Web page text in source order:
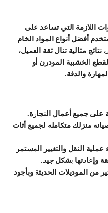
اللازمة التي تساعد على
أفضل أنواع المواد الخام
مثالية تنال ثقة العميل،
الخشبية المودرن أو
والدقة.
على جميع أعمال النجارة.
منزلك متكاملة لجميع أثاث
النقل والتغيير المستمر
وإعادتها بشكل جيد.
من الموديلات الحديثة وبأجود